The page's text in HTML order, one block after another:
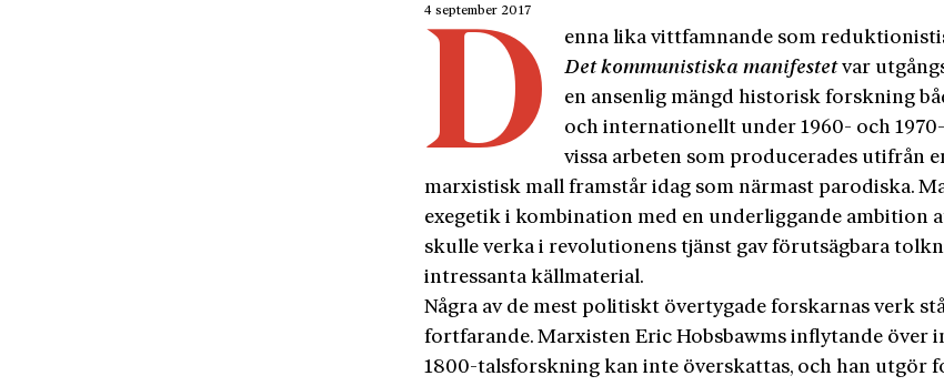
4 september 2017
D
enna lika vittfamnande som
Det kommunistiska manifestetvar
en ansenlig mängd historisk forskning
och internationellt under 1960- och
vissa arbeten som producerades utifrån
marxistisk mall framstår idag som närmast parodiska.
exegetik i kombination med en underliggande ambition
skulle verka i revolutionens tjänst gav förutsägbara
intressanta källmaterial.
Några av de mest politiskt övertygade forskarnas verk
fortfarande. Marxisten Eric Hobsbawms inflytande över
1800-talsforskning kan inte överskattas, och han utgör